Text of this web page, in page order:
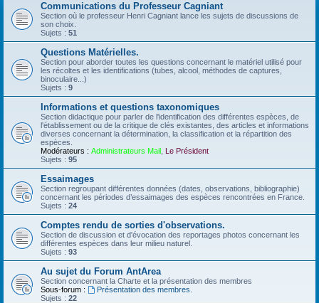
Communications du Professeur Cagniant
Section où le professeur Henri Cagniant lance les sujets de discussions de
son choix.
Sujets : 51
Questions Matérielles.
Section pour aborder toutes les questions concernant le matériel utilisé pour
les récoltes et les identifications (tubes, alcool, méthodes de captures,
binoculaire...)
Sujets : 9
Informations et questions taxonomiques
Section didactique pour parler de l'identification des différentes espèces, de
l'établissement ou de la critique de clés existantes, des articles et informations
diverses concernant la détermination, la classification et la répartition des
espèces.
Modérateurs : Administrateurs Mail Le Président
Sujets : 95
Essaimages
Section regroupant différentes données (dates, observations, bibliographie)
concernant les périodes d’essaimages des espèces rencontrées en France.
Sujets : 24
Comptes rendu de sorties d'observations.
Section de discussion et d'évocation des reportages photos concernant les
différentes espèces dans leur milieu naturel.
Sujets : 93
Au sujet du Forum AntArea
Section concernant la Charte et la présentation des membres
Sous-forum :
Présentation des membres.
Sujets : 22